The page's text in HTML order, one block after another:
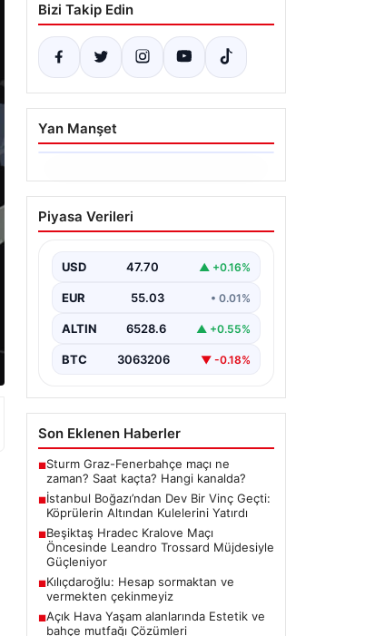
Bizi Takip Edin
Yan Manşet
06.08.2026
İstanbul Boğazı’ndan
Dev Bir Vinç Geçti:
Kulelerini Yatırdı
İstanbul Boğazı’nda eşsiz bir
görüntüye sahne olan bu olay,
çalışmalarının…
Piyasa Verileri
USD 47.70 ▲ +0.16%
EUR 55.03 • 0.01%
ALTIN 6528.6 ▲ +0.55%
BTC 3063206 ▼ -0.18%
Son Eklenen Haberler
■Sturm Graz-Fenerbahçe maçı ne
zaman? Saat kaçta? Hangi kanalda?
■İstanbul Boğazı’ndan Dev Bir Vinç Geçti:
Köprülerin Altından Kulelerini Yatırdı
■Beşiktaş Hradec Kralove Maçı
Öncesinde Leandro Trossard Müjdesiyle
Güçleniyor
■Kılıçdaroğlu: Hesap sormaktan ve
vermekten çekinmeyiz
■Açık Hava Yaşam alanlarında Estetik ve
bahçe mutfağı Çözümleri